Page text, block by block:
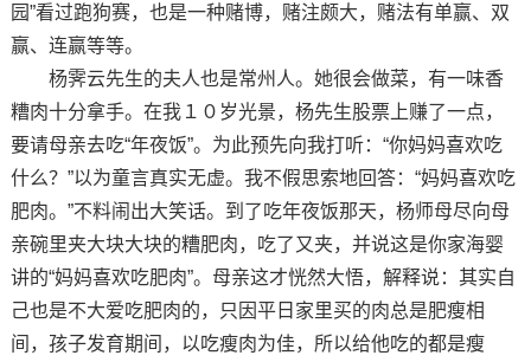
园”看过跑狗赛，也是一种赌博，赌注颇大，赌法有单赢、双
赢、连赢等等。
杨霁云先生的夫人也是常州人。她很会做菜，有一味香
糟肉十分拿手。在我１０岁光景，杨先生股票上赚了一点，
要请母亲去吃“年夜饭”。为此预先向我打听：“你妈妈喜欢吃
什么？”以为童言真实无虚。我不假思索地回答：“妈妈喜欢吃
肥肉。”不料闹出大笑话。到了吃年夜饭那天，杨师母尽向母
亲碗里夹大块大块的糟肥肉，吃了又夹，并说这是你家海婴
讲的“妈妈喜欢吃肥肉”。母亲这才恍然大悟，解释说：其实自
己也是不大爱吃肥肉的，只因平日家里买的肉总是肥瘦相
间，孩子发育期间，以吃瘦肉为佳，所以给他吃的都是瘦